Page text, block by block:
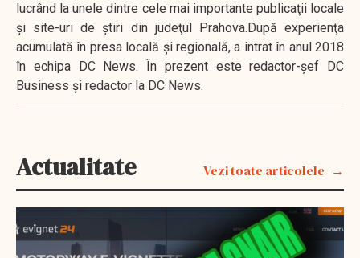
lucrând la unele dintre cele mai importante publicaţii locale
şi site-uri de ştiri din judeţul Prahova.După experienţa
acumulată în presa locală şi regională, a intrat în anul 2018
în echipa DC News. În prezent este redactor-şef DC
Business şi redactor la DC News.
Actualitate Vezi toate articolele